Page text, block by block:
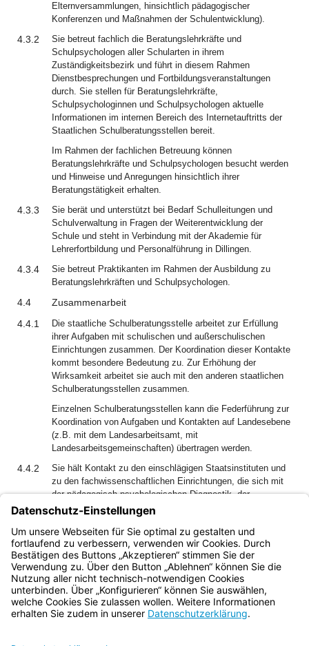
Elternversammlungen, hinsichtlich pädagogischer
Konferenzen und Maßnahmen der Schulentwicklung).
4.3.2
Sie betreut fachlich die Beratungslehrkräfte und
Schulpsychologen aller Schularten in ihrem
Zuständigkeitsbezirk und führt in diesem Rahmen
Dienstbesprechungen und Fortbildungsveranstaltungen
durch. Sie stellen für Beratungslehrkräfte,
Schulpsychologinnen und Schulpsychologen aktuelle
Informationen im internen Bereich des Internetauftritts der
Staatlichen Schulberatungsstellen bereit.
Im Rahmen der fachlichen Betreuung können
Beratungslehrkräfte und Schulpsychologen besucht werden
und Hinweise und Anregungen hinsichtlich ihrer
Beratungstätigkeit erhalten.
4.3.3
Sie berät und unterstützt bei Bedarf Schulleitungen und
Schulverwaltung in Fragen der Weiterentwicklung der
Schule und steht in Verbindung mit der Akademie für
Lehrerfortbildung und Personalführung in Dillingen.
4.3.4
Sie betreut Praktikanten im Rahmen der Ausbildung zu
Beratungslehrkräften und Schulpsychologen.
4.4
Zusammenarbeit
4.4.1
Die staatliche Schulberatungsstelle arbeitet zur Erfüllung
ihrer Aufgaben mit schulischen und außerschulischen
Einrichtungen zusammen. Der Koordination dieser Kontakte
kommt besondere Bedeutung zu. Zur Erhöhung der
Wirksamkeit arbeitet sie auch mit den anderen staatlichen
Schulberatungsstellen zusammen.
Einzelnen Schulberatungsstellen kann die Federführung zur
Koordination von Aufgaben und Kontakten auf Landesebene
(z.B. mit dem Landesarbeitsamt, mit
Landesarbeitsgemeinschaften) übertragen werden.
4.4.2
Sie hält Kontakt zu den einschlägigen Staatsinstituten und
zu den fachwissenschaftlichen Einrichtungen, die sich mit
der pädagogisch-psychologischen Diagnostik, der
Methodenentwicklung, der Beratung sowie der Erarbeitung
von Informationen und Kommunikationsmethoden und
wissenschaftlichen Grundlagen zur Aus- und Fortbildung der
Beratungslehrkräfte und Schulpsychologen befassen.
Bayern.de
BayernPortal